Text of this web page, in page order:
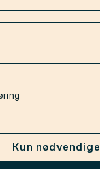
Kun nødvendige